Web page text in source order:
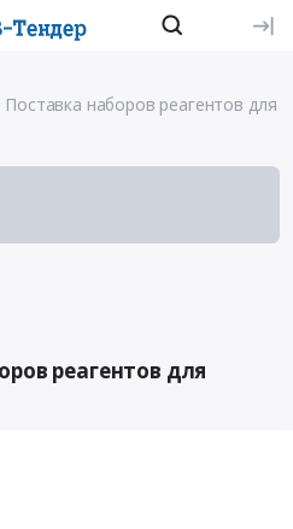
Поставка наборов реагентов для
реагентов для